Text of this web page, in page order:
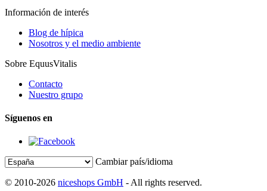
Información de interés
Blog de hípica
Nosotros y el medio ambiente
Sobre EquusVitalis
Contacto
Nuestro grupo
Síguenos en
Cambiar país/idioma
© 2010-2026 niceshops GmbH - All rights reserved.